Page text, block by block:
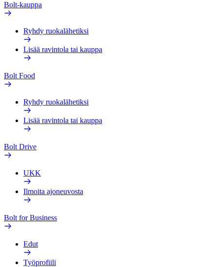
Bolt-kauppa
Ryhdy ruokalähetiksi
Lisää ravintola tai kauppa
Bolt Food
Ryhdy ruokalähetiksi
Lisää ravintola tai kauppa
Bolt Drive
UKK
Ilmoita ajoneuvosta
Bolt for Business
Edut
Työprofiili